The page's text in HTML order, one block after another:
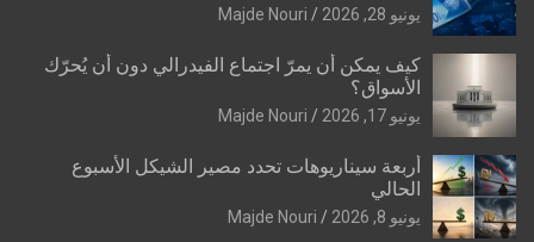
يونيو 28, 2026 Majde Nouri
كيف يمكن أن يمرّ اجتماع الفيدرالي دون أن يُحرّك
الأسواق؟
يونيو 17, 2026 Majde Nouri
أربعة سيناريوهات تحدد مصير الشيكل الأسبوع
الحالي
يونيو 8, 2026 Majde Nouri